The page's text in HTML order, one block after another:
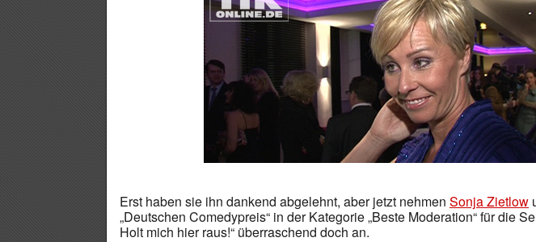
Erst haben sie ihn dankend abgelehnt, aber jetzt nehmen Sonja Zietlow
„Deutschen Comedypreis“ in der Kategorie „Beste Moderation“ für die
Holt mich hier raus!“ überraschend doch an.